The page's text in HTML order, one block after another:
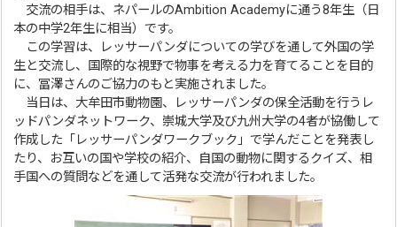
交流の相手は、ネパールのAmbition Academyに通う8年生（日
本の中学2年生に相当）です。
この学習は、レッサーパンダについての学びを通して外国の学
生と交流し、国際的な視野で物事を考える力を育てることを目的
に、冨澤さんのご協力のもと実施されました。
当日は、大牟田市動物園、レッサーパンダの保全活動を行うレ
ッドパンダネットワーク、崇城大学及び九州大学の4者が協働して
作成した「レッサーパンダワークブック」で学んだことを発表し
たり、お互いの国や学校の紹介、自国の動物に関するクイズ、相
手国への質問などを通して活発な交流が行われました。